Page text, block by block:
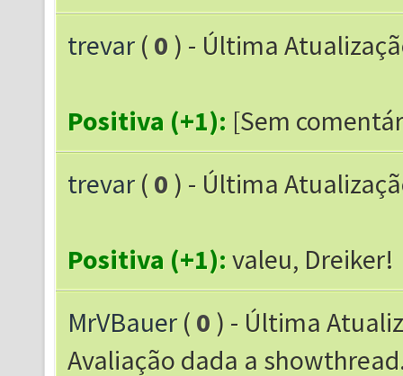
trevar ( 0 ) - Última
Positiva (+1): [Sem
trevar ( 0 ) - Última
Positiva (+1): valeu, Dreiker!
MrVBauer ( 0 ) - Última
Avaliação dada a